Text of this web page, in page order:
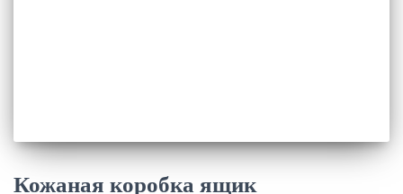
Кожаная коробка ящик